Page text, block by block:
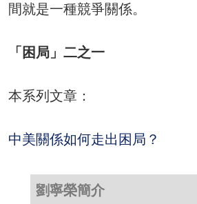
間就是一種競爭關係。
「困局」二之一
本系列文章：
中美關係如何走出困局？
劉寧榮簡介